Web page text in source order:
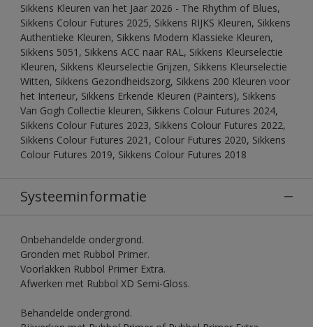
Sikkens Kleuren van het Jaar 2026 - The Rhythm of Blues,
Sikkens Colour Futures 2025, Sikkens RIJKS Kleuren, Sikkens
Authentieke Kleuren, Sikkens Modern Klassieke Kleuren,
Sikkens 5051, Sikkens ACC naar RAL, Sikkens Kleurselectie
Kleuren, Sikkens Kleurselectie Grijzen, Sikkens Kleurselectie
Witten, Sikkens Gezondheidszorg, Sikkens 200 Kleuren voor
het Interieur, Sikkens Erkende Kleuren (Painters), Sikkens
Van Gogh Collectie kleuren, Sikkens Colour Futures 2024,
Sikkens Colour Futures 2023, Sikkens Colour Futures 2022,
Sikkens Colour Futures 2021, Colour Futures 2020, Sikkens
Colour Futures 2019, Sikkens Colour Futures 2018
Systeeminformatie
Onbehandelde ondergrond.
Gronden met Rubbol Primer.
Voorlakken Rubbol Primer Extra.
Afwerken met Rubbol XD Semi-Gloss.
Behandelde ondergrond.